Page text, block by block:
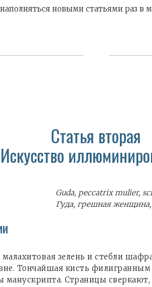
новыми статьями раз в
Статья вторая
Искусство
Guda, peccatrix mulier,
Гуда, грешная женщина,
зелень и стебли
Тончайшая кисть
Страницы